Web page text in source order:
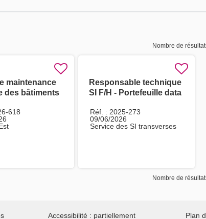
Nombre de
maintenance
des bâtiments
618
Responsable technique
SI F/H - Portefeuille data
Réf. : 2025-273
09/06/2026
Service des SI transverses
Nombre de
Accessibilité : partiellement Plan